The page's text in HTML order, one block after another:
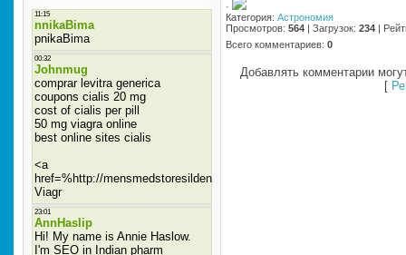
·
Категория: Астрономия
Просмотров: 564 | Загрузок: 234 |
Всего комментариев: 0
Добавлять комментарии
[